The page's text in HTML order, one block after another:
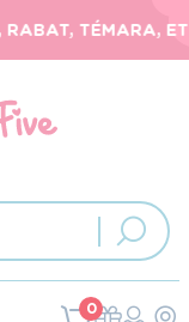
TÉMARA, ET
0